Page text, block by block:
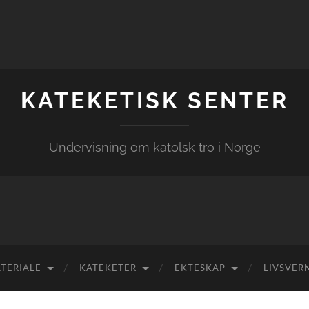
KATEKETISK SENTER
Undervisning om katolsk tro i Norge
KATEKETER EKTESKAP